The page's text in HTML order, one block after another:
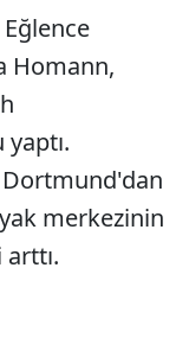
Homann,
Dortmund'dan
merkezinin